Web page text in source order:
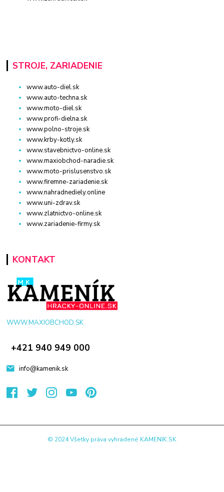
STROJE, ZARIADENIE
www.auto-diel.sk
www.auto-techna.sk
www.moto-diel.sk
www.profi-dielna.sk
www.polno-stroje.sk
www.krby-kotly.sk
www.stavebnictvo-online.sk
www.maxiobchod-naradie.sk
www.moto-prislusenstvo.sk
www.firemne-zariadenie.sk
www.nahradnediely.online
www.uni-zdrav.sk
www.zlatnictvo-online.sk
www.zariadenie-firmy.sk
KONTAKT
WWW.MAXIOBCHOD.SK
+421 940 949 000
info@kamenik.sk
© 2024 Všetky práva vyhradené KAMENIK.SK